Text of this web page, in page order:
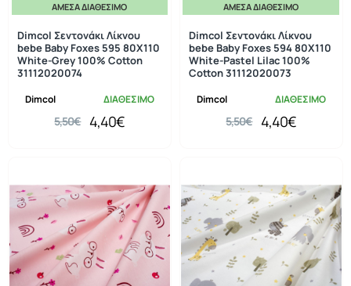
ΆΜΕΣΑ ΔΙΑΘΈΣΙΜΟ
Dimcol ΔΙΑΘΕΣΙΜΟ
Dimcol Σεντονάκι Λίκνου
bebe Baby Foxes 595 80X110
White-Grey 100% Cotton
31112020074
4,40€
5,50€
ΆΜΕΣΑ ΔΙΑΘΈΣΙΜΟ
Dimcol ΔΙΑΘΕΣΙΜΟ
Dimcol Σεντονάκι Λίκνου
bebe Baby Foxes 594 80X110
White-Pastel Lilac 100%
Cotton 31112020073
4,40€
5,50€